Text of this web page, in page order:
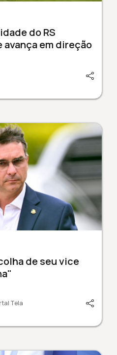
do RS
em direção
de seu vice
Tela